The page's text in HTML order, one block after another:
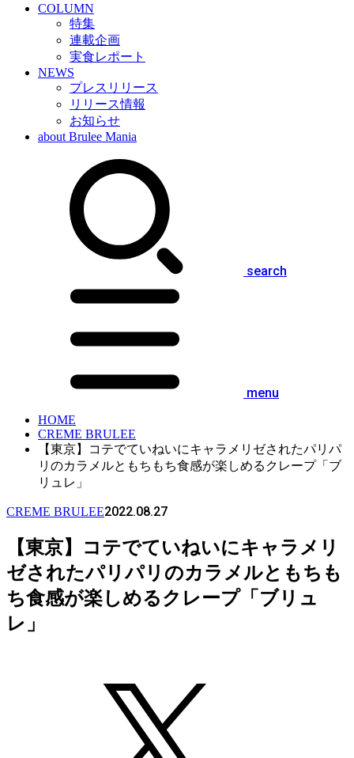
COLUMN
特集
連載企画
実食レポート
NEWS
プレスリリース
リリース情報
お知らせ
about Brulee Mania
search
menu
HOME
CREME BRULEE
【東京】コテでていねいにキャラメリゼされたパリパ
リのカラメルともちもち食感が楽しめるクレープ「ブ
リュレ」
CREME BRULEE2022.08.27
【東京】コテでていねいにキャラメリ
ゼされたパリパリのカラメルともちも
ち食感が楽しめるクレープ「ブリュ
レ」